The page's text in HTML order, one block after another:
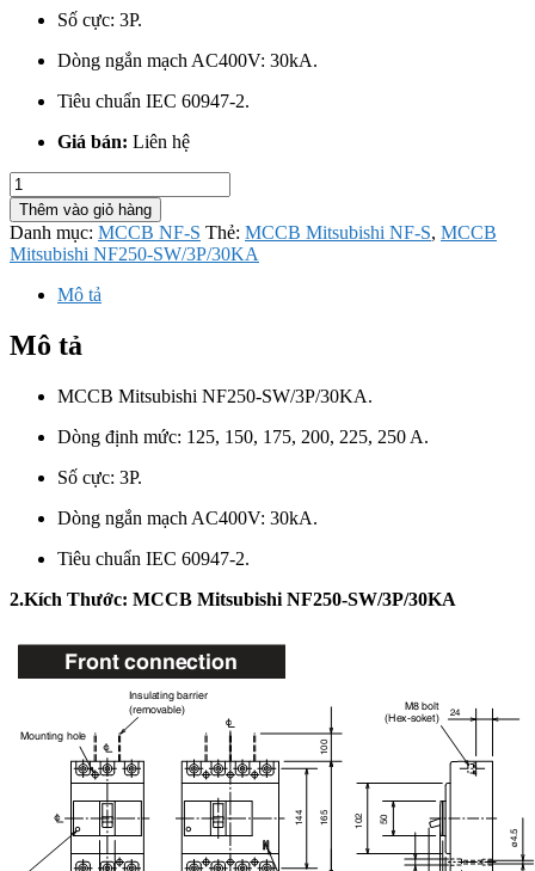
Số cực: 3P.
Dòng ngắn mạch AC400V: 30kA.
Tiêu chuẩn IEC 60947-2.
Giá bán: Liên hệ
MCCB
Mitsubishi
NF250-
SW/3P/30KA
số
lượng
Thêm vào giỏ hàng
Danh mục: MCCB NF-S Thẻ: MCCB Mitsubishi NF-S, MCCB
Mitsubishi NF250-SW/3P/30KA
Mô tả
Mô tả
MCCB Mitsubishi NF250-SW/3P/30KA.
Dòng định mức: 125, 150, 175, 200, 225, 250 A.
Số cực: 3P.
Dòng ngắn mạch AC400V: 30kA.
Tiêu chuẩn IEC 60947-2.
2.Kích Thước: MCCB Mitsubishi NF250-SW/3P/30KA